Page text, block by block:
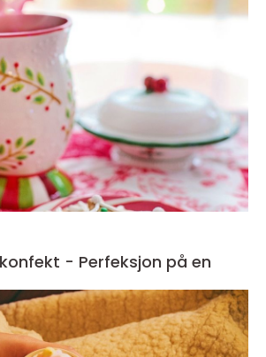
- Perfeksjon på en